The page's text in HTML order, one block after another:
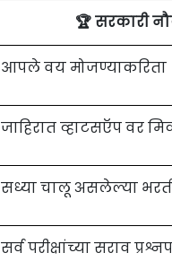
🏆 सरकारी
आपले वय मोजण्याकरिता
जाहिरात व्हाटसऍप वर
सध्या चालू असलेल्या
सर्व परीक्षांच्या सराव